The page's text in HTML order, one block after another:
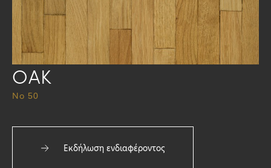
ΟΑΚ
Νο 50
Εκδήλωση ενδιαφέροντος